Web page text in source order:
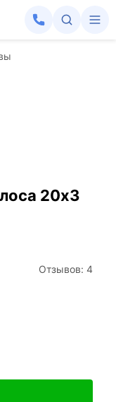
20х3
Отзывов: 4